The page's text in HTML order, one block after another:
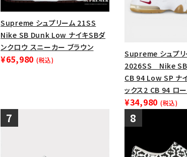
Supreme シュプリーム 21SS
Nike SB Dunk Low ナイキSBダ
ンクロウ スニーカー ブラウン
¥65,980 (税込)
Supreme シュプリ
2026SS Nike
CB 94 Low SP ナ
ックス2 CB 94 ロ
¥34,980 (税込)